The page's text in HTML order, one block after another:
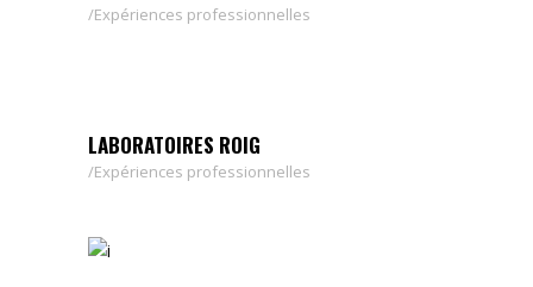
Expériences professionnelles
LABORATOIRES ROIG
Expériences professionnelles